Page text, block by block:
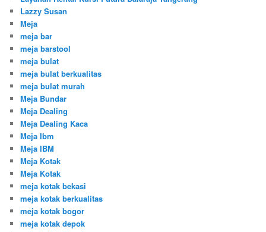
Lazzy Susan
Meja
meja bar
meja barstool
meja bulat
meja bulat berkualitas
meja bulat murah
Meja Bundar
Meja Dealing
Meja Dealing Kaca
Meja Ibm
Meja IBM
Meja Kotak
Meja Kotak
meja kotak bekasi
meja kotak berkualitas
meja kotak bogor
meja kotak depok